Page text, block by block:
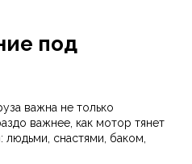
под
важна не только
важнее, как мотор тянет
людьми, снастями, баком,